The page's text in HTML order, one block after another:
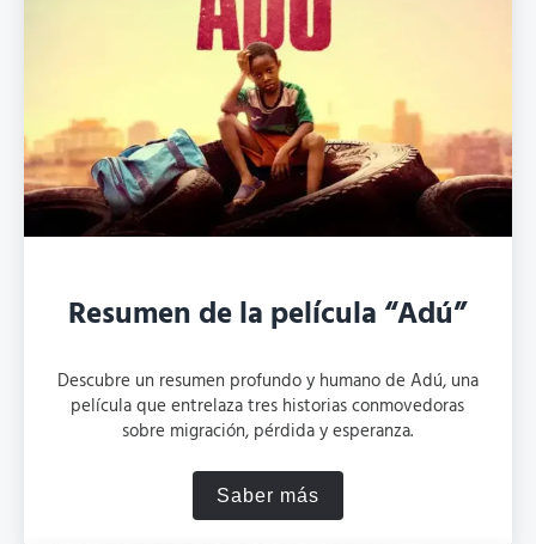
Resumen de la película “Adú”
Descubre un resumen profundo y humano de Adú, una
película que entrelaza tres historias conmovedoras
sobre migración, pérdida y esperanza.
Saber másResumen de la película